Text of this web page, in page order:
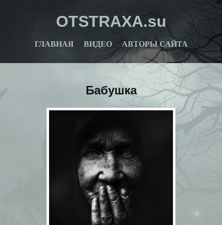
OTSTRAXA.su
ГЛАВНАЯ ВИДЕО АВТОРЫ САЙТА
Бабушка